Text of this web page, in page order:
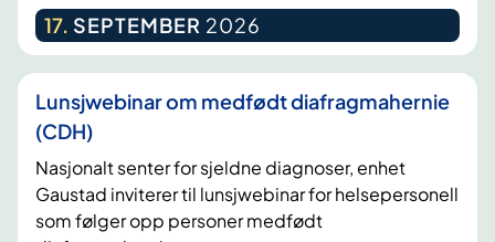
17. SEPTEMBER 2026
Lunsjwebinar om medfødt diafragmahernie
(CDH)
Nasjonalt senter for sjeldne diagnoser, enhet
Gaustad inviterer til lunsjwebinar for helsepersonell
som følger opp personer medfødt